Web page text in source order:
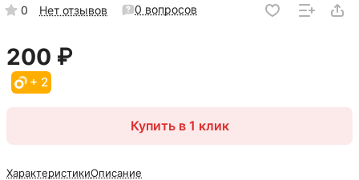
0 Нет отзывов 0 вопросов
200 ₽
+ 2
Купить в 1 клик
ХарактеристикиОписание